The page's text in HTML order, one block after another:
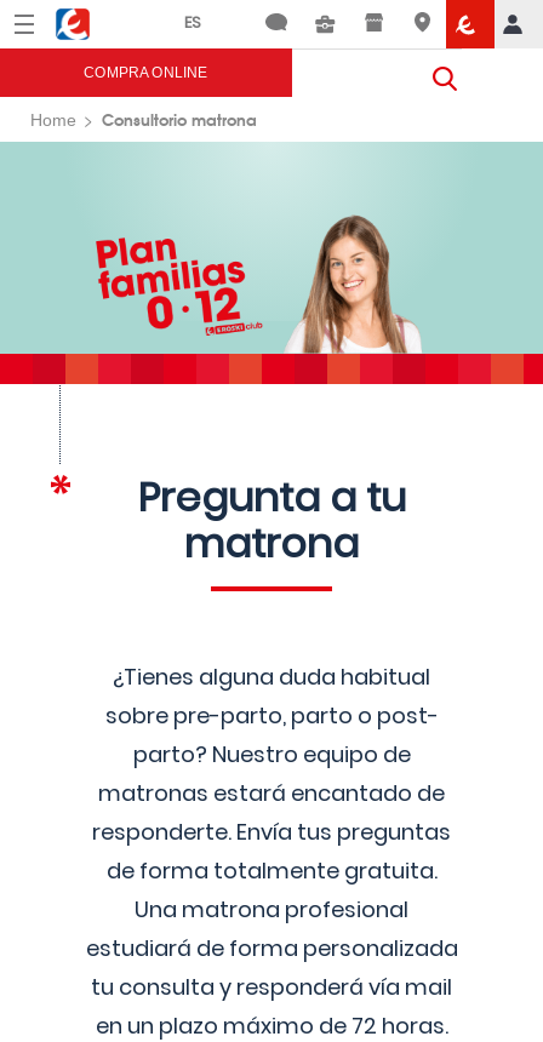
Menú Eroski
COMPRA ONLINE
Home Consultorio matrona
Pregunta a tu
matrona
¿Tienes alguna duda habitual
sobre pre-parto, parto o post-
parto? Nuestro equipo de
matronas estará encantado de
responderte. Envía tus preguntas
de forma totalmente gratuita.
Una matrona profesional
estudiará de forma personalizada
tu consulta y responderá vía mail
en un plazo máximo de 72 horas.